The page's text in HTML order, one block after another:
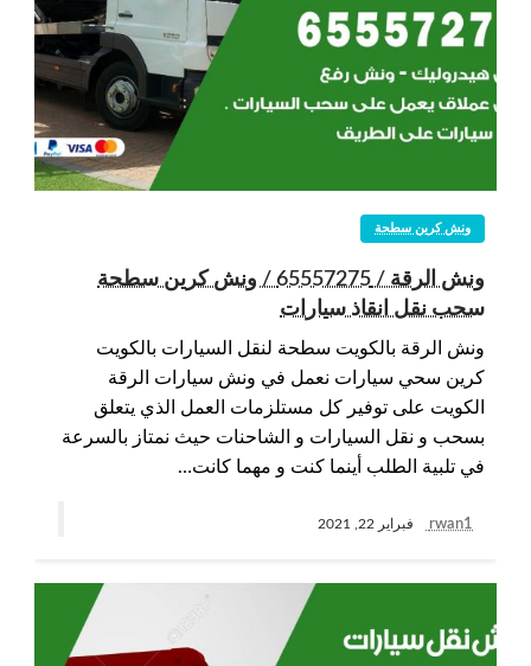
ونش كرين سطحة
ونش الرقة / 65557275 / ونش كرين سطحة
سحب نقل انقاذ سيارات
ونش الرقة بالكويت سطحة لنقل السيارات بالكويت
كرين سحي سيارات نعمل في ونش سيارات الرقة
الكويت على توفير كل مستلزمات العمل الذي يتعلق
بسحب و نقل السيارات و الشاحنات حيث نمتاز بالسرعة
في تلبية الطلب أينما كنت و مهما كانت…
rwan1 فبراير 22, 2021